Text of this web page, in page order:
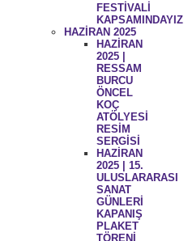
FESTİVALİ
KAPSAMINDAYIZ
HAZİRAN 2025
HAZİRAN
2025 |
RESSAM
BURCU
ÖNCEL
KOÇ
ATÖLYESİ
RESİM
SERGİSİ
HAZİRAN
2025 | 15.
ULUSLARARASI
SANAT
GÜNLERİ
KAPANIŞ
PLAKET
TÖRENİ